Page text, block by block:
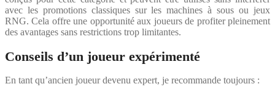
avec les promotions classiques sur les machines à sous ou jeux
RNG. Cela offre une opportunité aux joueurs de profiter pleinement
des avantages sans restrictions trop limitantes.
Conseils d’un joueur expérimenté
En tant qu’ancien joueur devenu expert, je recommande toujours :